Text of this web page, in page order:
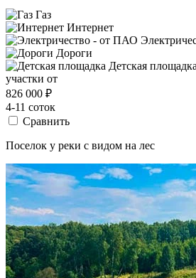
Газ
Интернет
Дороги
Детская площадка
участки от
826 000 ₽
4-11 соток
Сравнить
Поселок у реки с видом на лес